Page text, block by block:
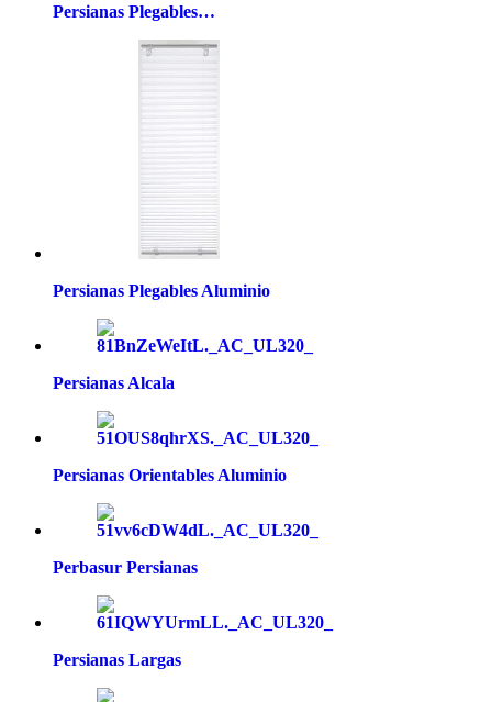
Persianas Plegables…
Persianas Plegables Aluminio
Persianas Alcala
Persianas Orientables Aluminio
Perbasur Persianas
Persianas Largas